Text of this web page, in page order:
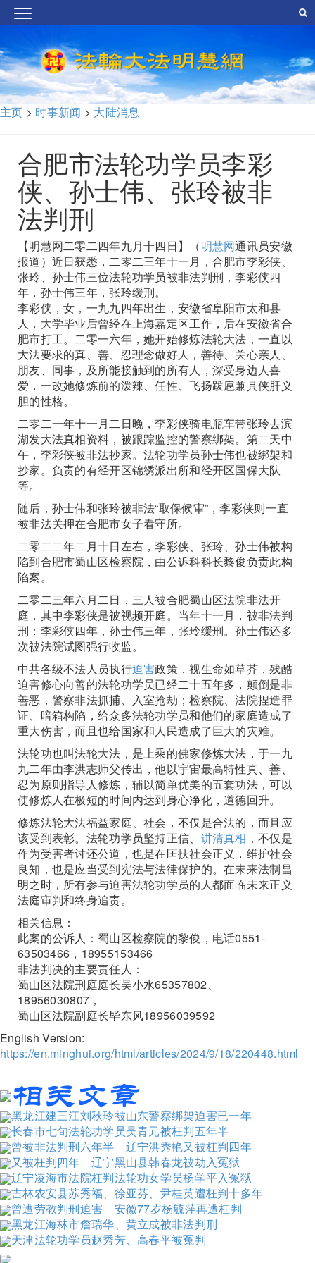
主页 > 时事新闻 > 大陆消息
合肥市法轮功学员李彩
侠、孙士伟、张玲被非
法判刑
【明慧网二零二四年九月十四日】（明慧网通讯员安徽
报道）近日获悉，二零二三年十一月，合肥市李彩侠、
张玲、孙士伟三位法轮功学员被非法判刑，李彩侠四
年，孙士伟三年，张玲缓刑。
李彩侠，女，一九九四年出生，安徽省阜阳市太和县
人，大学毕业后曾经在上海嘉定区工作，后在安徽省合
肥市打工。二零一六年，她开始修炼法轮大法，一直以
大法要求的真、善、忍理念做好人，善待、关心亲人、
朋友、同事，及所能接触到的所有人，深受身边人喜
爱，一改她修炼前的泼辣、任性、飞扬跋扈兼具侠肝义
胆的性格。
二零二一年十一月二日晚，李彩侠骑电瓶车带张玲去滨
湖发大法真相资料，被跟踪监控的警察绑架。第二天中
午，李彩侠被非法抄家。法轮功学员孙士伟也被绑架和
抄家。负责的有经开区锦绣派出所和经开区国保大队
等。
随后，孙士伟和张玲被非法“取保候审”，李彩侠则一直
被非法关押在合肥市女子看守所。
二零二二年二月十日左右，李彩侠、张玲、孙士伟被构
陷到合肥市蜀山区检察院，由公诉科科长黎俊负责此构
陷案。
二零二三年六月二日，三人被合肥蜀山区法院非法开
庭，其中李彩侠是被视频开庭。当年十一月，被非法判
刑：李彩侠四年，孙士伟三年，张玲缓刑。孙士伟还多
次被法院试图强行收监。
中共各级不法人员执行迫害政策，视生命如草芥，残酷
迫害修心向善的法轮功学员已经二十五年多，颠倒是非
善恶，警察非法抓捕、入室抢劫；检察院、法院捏造罪
证、暗箱构陷，给众多法轮功学员和他们的家庭造成了
重大伤害，而且也给国家和人民造成了巨大的灾难。
法轮功也叫法轮大法，是上乘的佛家修炼大法，于一九
九二年由李洪志师父传出，他以宇宙最高特性真、善、
忍为原则指导人修炼，辅以简单优美的五套功法，可以
使修炼人在极短的时间内达到身心净化，道德回升。
修炼法轮大法福益家庭、社会，不仅是合法的，而且应
该受到表彰。法轮功学员坚持正信、 讲清真相 ，不仅是
作为受害者讨还公道，也是在匡扶社会正义，维护社会
良知，也是应当受到宪法与法律保护的。在未来法制昌
明之时，所有参与迫害法轮功学员的人都面临未来正义
法庭审判和终身追责。
相关信息：
此案的公诉人：蜀山区检察院的黎俊，电话0551-
63503466，18955153466
非法判决的主要责任人：
蜀山区法院刑庭庭长吴小水65357802、
18956030807，
蜀山区法院副庭长毕东风18956039592
English Version:
https://en.minghui.org/html/articles/2024/9/18/220448.html
黑龙江建三江刘秋玲被山东警察绑架迫害已一年
长春市七旬法轮功学员吴青元被枉判五年半
曾被非法判刑六年半 辽宁洪秀艳又被枉判四年
又被枉判四年 辽宁黑山县韩春龙被劫入冤狱
辽宁凌海市法院枉判法轮功女学员杨学平入冤狱
吉林农安县苏秀福、徐亚芬、尹桂英遭枉判十多年
曾遭劳教判刑迫害 安徽77岁杨毓萍再遭枉判
黑龙江海林市詹瑞华、黄立成被非法判刑
天津法轮功学员赵秀芳、高春平被冤判